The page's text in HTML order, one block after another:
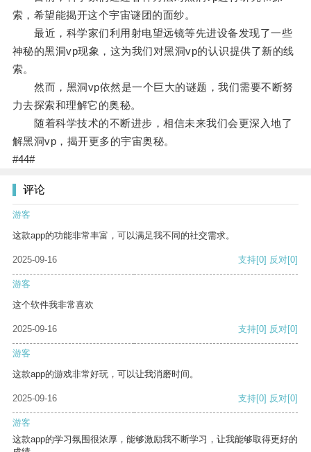
索，希望能揭开这个宇宙谜团的面纱。
最近，科学家们利用射电望远镜等先进设备发现了一些
神秘的黑洞vp现象，这为我们对黑洞vp的认识提供了新的线
索。
然而，黑洞vp依然是一个巨大的谜题，我们需要不断努
力去探索和理解它的奥秘。
随着科学技术的不断进步，相信未来我们会更深入地了
解黑洞vp，揭开更多的宇宙奥秘。
#44#
评论
游客
这款app的功能非常丰富，可以满足我不同的社交需求。
2025-09-16 支持[0] 反对[0]
游客
这个软件我非常喜欢
2025-09-16 支持[0] 反对[0]
游客
这款app的游戏非常好玩，可以让我消磨时间。
2025-09-16 支持[0] 反对[0]
游客
这款app的学习氛围很浓厚，能够激励我不断学习，让我能够取得更好的